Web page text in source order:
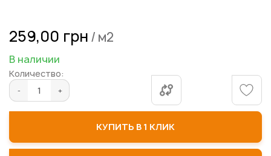
к
галереи
изображений
259,00 грн / м2
В наличии
Количество:
КУПИТЬ В 1 КЛИК